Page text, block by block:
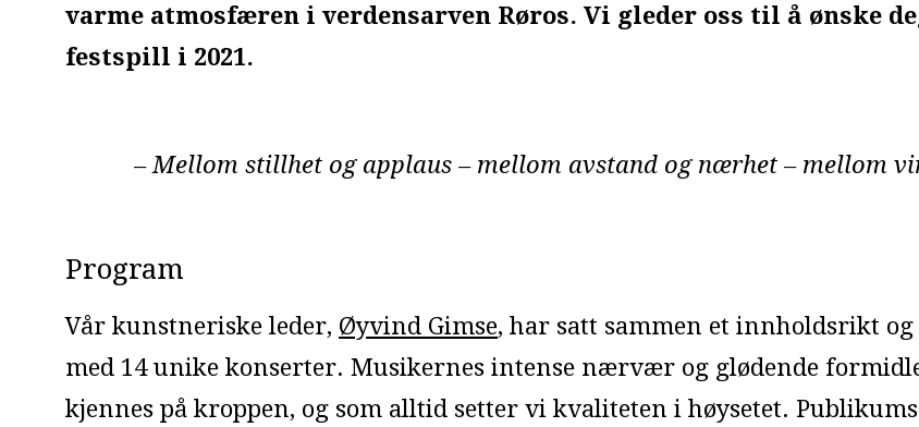
varme atmosfæren i verdensarven Røros. Vi gleder oss til å ønske
festspill i 2021.
– Mellom stillhet og applaus – mellom avstand og nærhet – mellom
Program
Vår kunstneriske leder, Øyvind Gimse, har satt sammen et innholdsrikt
med 14 unike konserter. Musikernes intense nærvær og glødende
kjennes på kroppen, og som alltid setter vi kvaliteten i høysetet.